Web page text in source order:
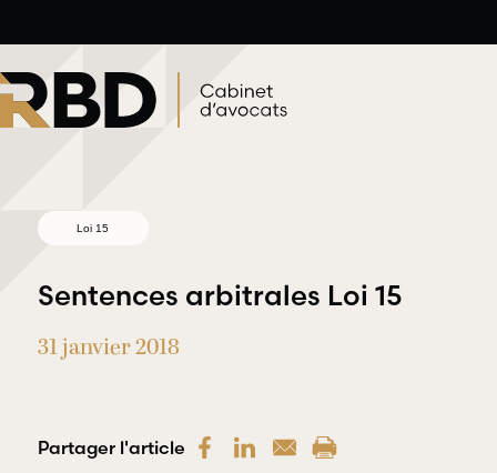
au
contenu
RBD Avocats offre une gamme
Loi 15
Sentences arbitrales Loi 15
31 janvier 2018
Partager l'article